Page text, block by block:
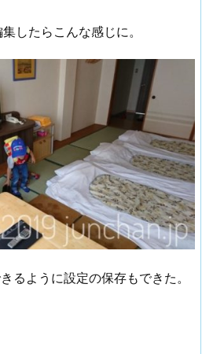
したらこんな感じに。
るように設定の保存もできた。